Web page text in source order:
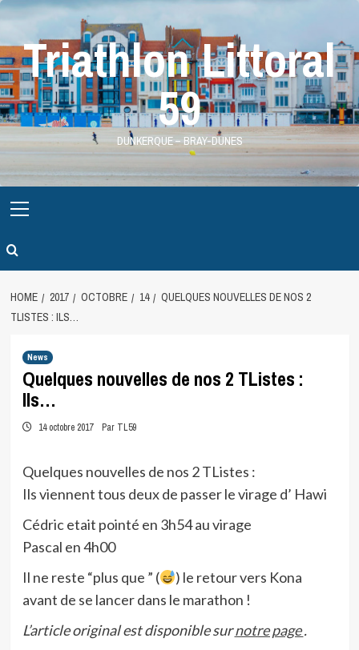
Skip
contentTriathlon Littoral
59
DUNKERQUE – BRAY-DUNES
Menu
HOME 2017 OCTOBRE 14
QUELQUES NOUVELLES DE NOS 2
TLISTES : ILS…
News
Quelques nouvelles de nos 2 TListes :
Ils…
14 octobre 2017 Par TL59
Quelques nouvelles de nos 2 TListes :
Ils viennent tous deux de passer le virage d’ Hawi
Cédric etait pointé en 3h54 au virage
Pascal en 4h00
Il ne reste “plus que ” (
) le retour vers Kona
avant de se lancer dans le marathon !
L’article original est disponible surnotre page.